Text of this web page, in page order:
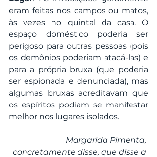
eram feitas nos campos ou matos,
às vezes no quintal da casa. O
espaço doméstico poderia ser
perigoso para outras pessoas (pois
os demônios poderiam atacá-las) e
para a própria bruxa (que poderia
ser espionada e denunciada), mas
algumas bruxas acreditavam que
os espíritos podiam se manifestar
melhor nos lugares isolados.
Margarida Pimenta,
concretamente disse, que disse a